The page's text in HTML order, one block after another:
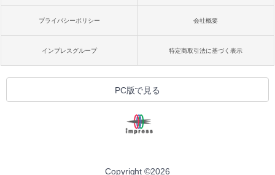
プライバシーポリシー 会社概要
インプレスグループ 特定商取引法に基づく表示
PC版で見る
Copyright ©2026